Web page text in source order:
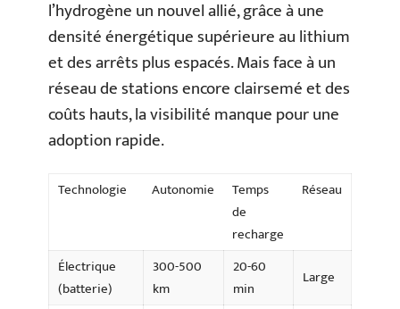
l’hydrogène un nouvel allié, grâce à une
densité énergétique supérieure au lithium
et des arrêts plus espacés. Mais face à un
réseau de stations encore clairsemé et des
coûts hauts, la visibilité manque pour une
adoption rapide.
Technologie Autonomie
Temps
de
recharge
Réseau
Électrique
(batterie)
300-500
km
20-60
min
Large